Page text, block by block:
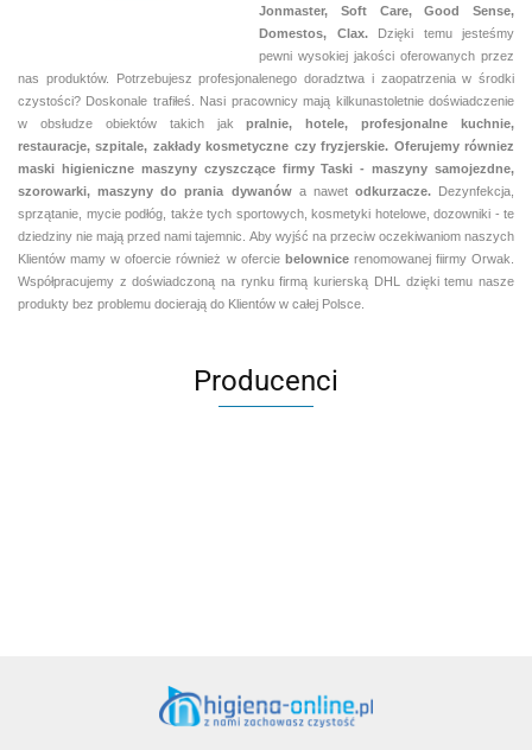
Jonmaster, Soft Care, Good Sense,
Domestos, Clax. Dzięki temu jesteśmy
pewni wysokiej jakości oferowanych przez
nas produktów. Potrzebujesz profesjonalenego doradztwa i zaopatrzenia w środki
czystości? Doskonale trafiłeś. Nasi pracownicy mają kilkunastoletnie doświadczenie
w obsłudze obiektów takich jakpralnie,
hotele, profesjonalne kuchnie,
restauracje, szpitale, zakłady kosmetyczne czy fryzjerskie. Oferujemy równiez
maski higieniczne maszyny czyszczące firmy Taski - maszyny samojezdne,
szorowarki, maszyny do prania dywanów a nawet odkurzacze. Dezynfekcja,
sprzątanie, mycie podłóg, także tych sportowych, kosmetyki hotelowe, dozowniki - te
dziedziny nie mają przed nami tajemnic. Aby wyjść na przeciw oczekiwaniom naszych
Klientów mamy w ofoercie również w ofercie belownicerenomowanej fiirmy Orwak.
Współpracujemy z doświadczoną na rynku firmą kurierską DHL dzięki temu nasze
produkty bez problemu docierają do Klientów w całej Polsce.
Producenci